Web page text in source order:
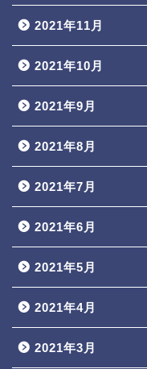
2021年11月
2021年10月
2021年9月
2021年8月
2021年7月
2021年6月
2021年5月
2021年4月
2021年3月